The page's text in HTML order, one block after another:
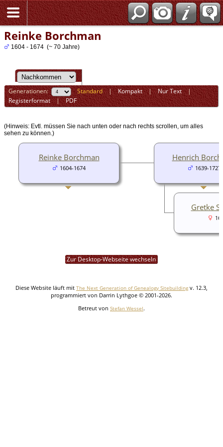
Reinke Borchman
1604 - 1674 (~ 70 Jahre)
Generationen: Standard|Kompakt|Nur Text|
Registerformat|PDF
(Hinweis: Evtl. müssen Sie nach unten oder nach rechts scrollen, um alles
sehen zu können.)
Henrich
1639-1727
Gretke
Reinke Borchman
1604-1674
Zur Desktop-Webseite wechseln
Diese Website läuft mit The Next Generation of Genealogy Sitebuilding v. 12.3,
programmiert von Darrin Lythgoe © 2001-2026.
Betreut von Stefan Wessel.